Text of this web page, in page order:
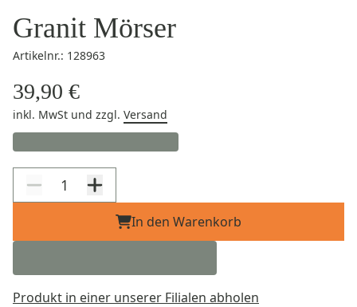
Granit Mörser
Artikelnr.: 128963
39,90 €
inkl. MwSt und zzgl. Versand
In den Warenkorb
Produkt in einer unserer Filialen abholen